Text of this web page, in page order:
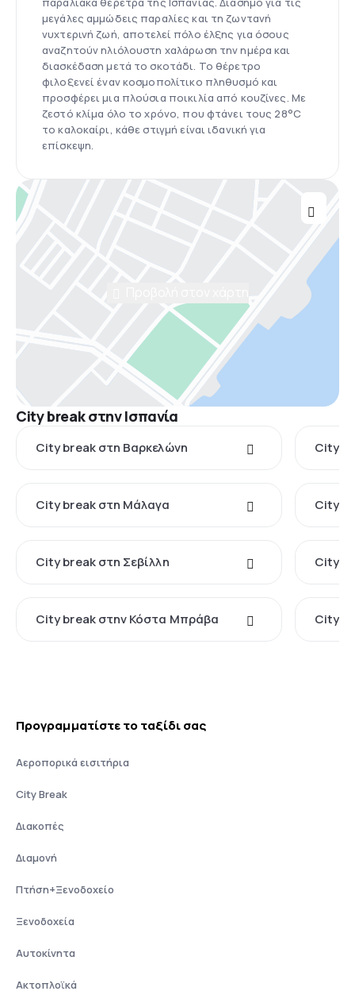
μεγάλες αμμώδεις παραλίες και τη ζωντανή
νυχτερινή ζωή, αποτελεί πόλο έλξης για όσους
αναζητούν ηλιόλουστη χαλάρωση την ημέρα και
διασκέδαση μετά το σκοτάδι. Το θέρετρο
φιλοξενεί έναν κοσμοπολίτικο πληθυσμό και
προσφέρει μια πλούσια ποικιλία από κουζίνες. Με
ζεστό κλίμα όλο το χρόνο, που φτάνει τους 28°C
το καλοκαίρι, κάθε στιγμή είναι ιδανική για
επίσκεψη.
City break στην Ισπανία
City break στη Βαρκελώνη City
City break στη Μάλαγα City
City break στη Σεβίλλη City
City break στην Κόστα Μπράβα City
Προγραμματίστε το ταξίδι σας
Αεροπορικά εισιτήρια
City Break
Διακοπές
Διαμονή
Πτήση+Ξενοδοχείο
Ξενοδοχεία
Αυτοκίνητα
Ακτοπλοϊκά